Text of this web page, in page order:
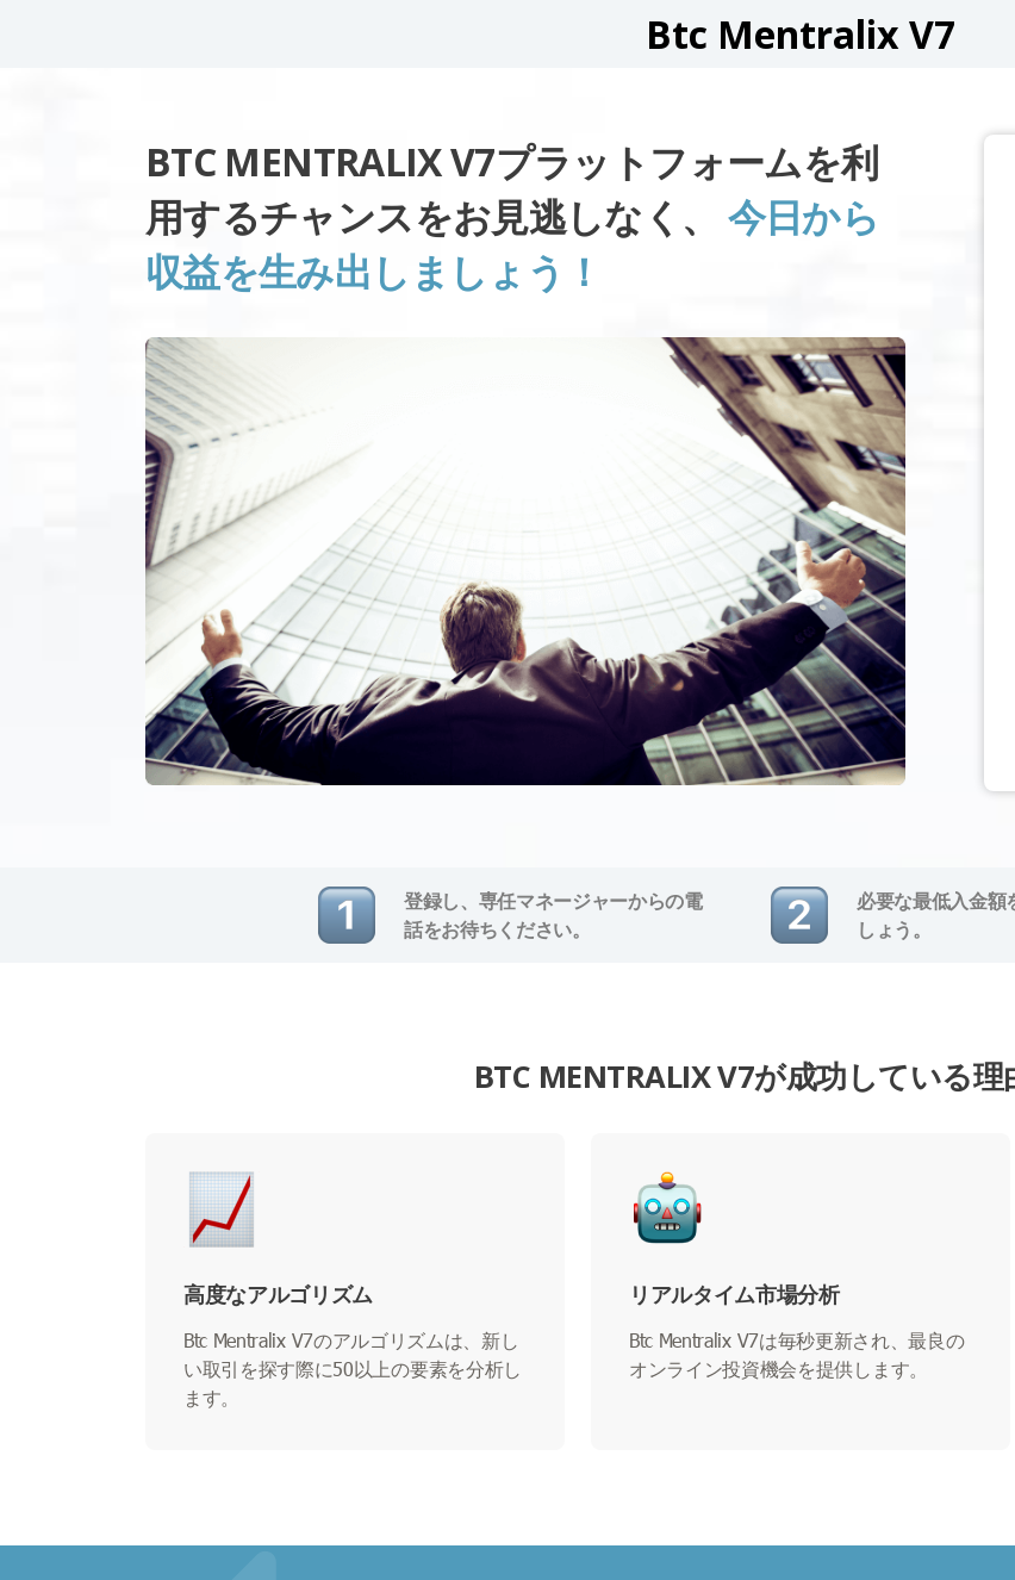
Btc Mentralix V7
BTC MENTRALIX V7プラットフォームを利
用するチャンスをお見逃しなく、 今日から
収益を生み出しましょう！
登録し、専任マネージャーからの電
話をお待ちください。
必要な最低入金額
しょう。
BTC MENTRALIX V7が成功している理
高度なアルゴリズム
Btc Mentralix V7のアルゴリズムは、新し
い取引を探す際に50以上の要素を分析し
ます。
リアルタイム市場分析
Btc Mentralix V7は毎秒更新され、最良の
オンライン投資機会を提供します。